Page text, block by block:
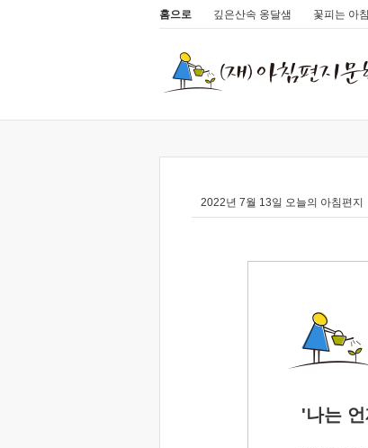
홈으로 깊은산속 옹달샘 꽃피는 아
2022년 7월 13일 오늘의 아침편지
'나는